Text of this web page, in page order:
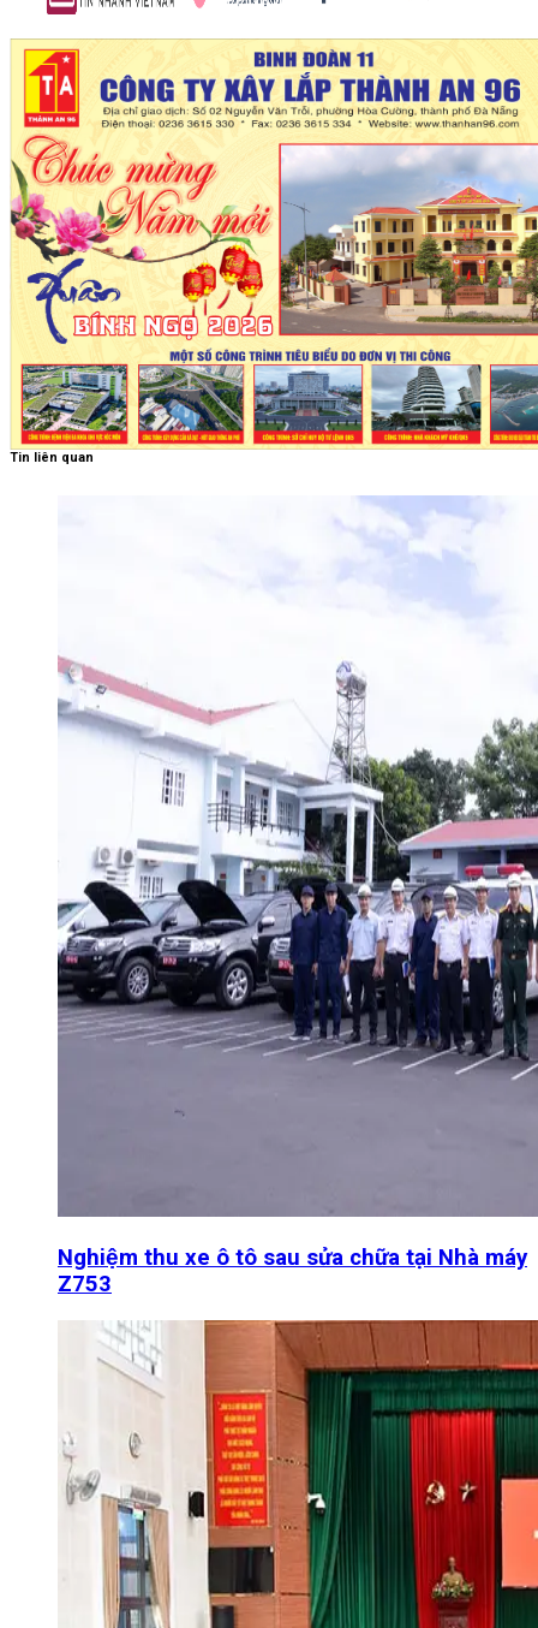
Tin liên quan
Nghiệm thu xe ô tô sau sửa chữa tại Nhà máy
Z753